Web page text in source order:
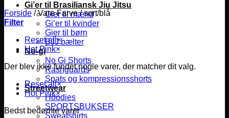
Gi’er til Brasiliansk Jiu Jitsu
Gier til mænd
Gi’er til kvinder
Gier til børn
BJJ bælter
No-gi
No Gi Shorts
Rashguards
Spats og kompressionsshorts
Streetwear
Hoodies
SPORTSBUKSER
Sweatshirts
Forside /Vare Farve/sort/blå
Filter
Reset all×
Hot Pink×
Der blev ikke fundet nogle varer, der matcher dit valg.
Reset all×
Hot Pink×
Bedst bedømte varer